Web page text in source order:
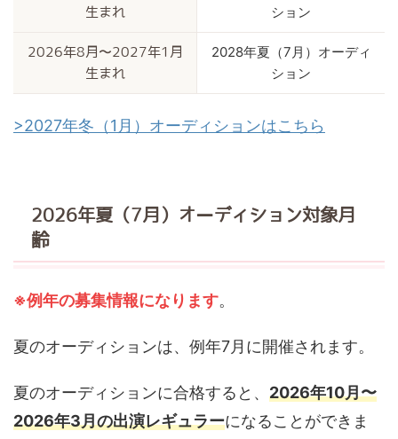
生まれ
ション
2026年8月〜2027年1月
生まれ
2028年夏（7月）オーディ
ション
>2027年冬（1月）オーディションはこちら
2026年夏（7月）オーディション対象月
齢
※例年の募集情報になります。
夏のオーディションは、例年7月に開催されます。
夏のオーディションに合格すると、 2026年10月〜
2026年3月の出演レギュラーになることができま